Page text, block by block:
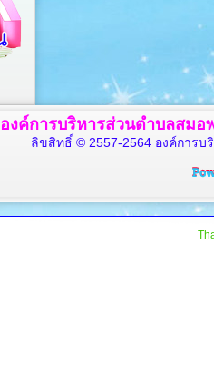
องค์การบริหารส่วนตำบลสมอ
ลิขสิทธิ์ © 2557-2564 องค์การ